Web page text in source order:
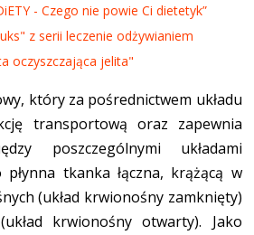
- Czego nie powie Ci dietetyk”
z serii leczenie odżywianiem
oczyszczająca jelita"
który za pośrednictwem układu
transportową oraz zapewnia
poszczególnymi układami
tkanka łączna, krążącą w
(układ krwionośny zamknięty)
krwionośny otwarty). Jako